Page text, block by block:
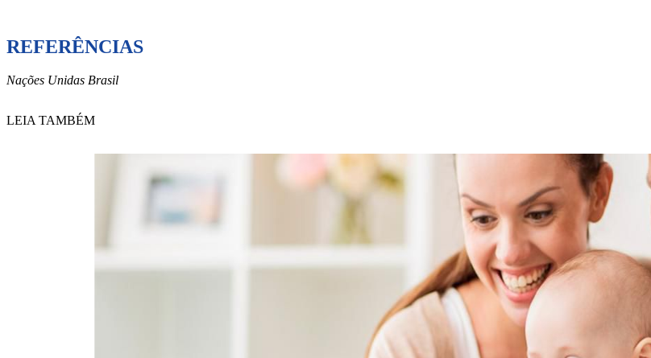
REFERÊNCIAS
Nações Unidas Brasil
LEIA TAMBÉM